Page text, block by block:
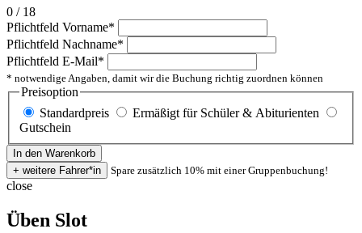
0 / 18
Pflichtfeld Vorname*
Pflichtfeld Nachname*
Pflichtfeld E-Mail*
* notwendige Angaben, damit wir die Buchung richtig zuordnen können
Preisoption
Standardpreis
Ermäßigt für Schüler & Abiturienten
Gutschein
Spare zusätzlich 10% mit einer Gruppenbuchung!
close
Üben Slot